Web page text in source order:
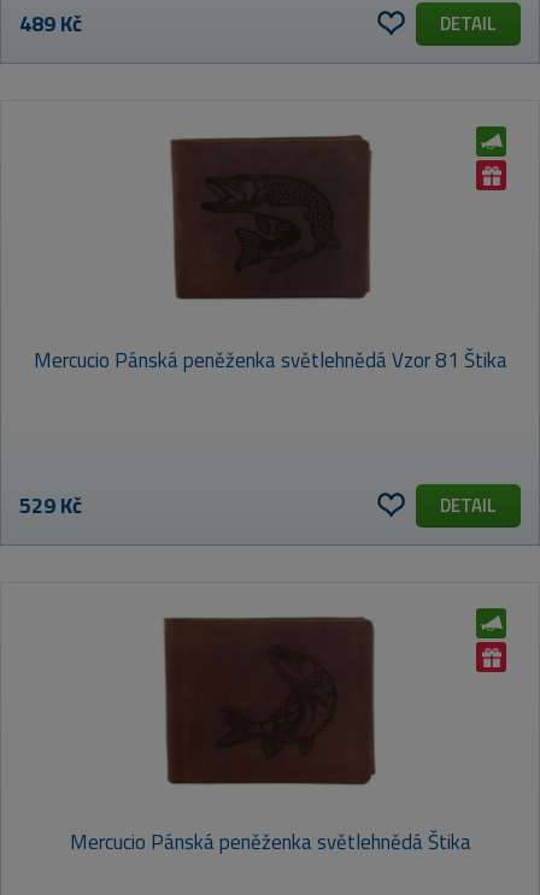
489 Kč DETAIL
Mercucio Pánská peněženka světlehnědá Vzor 81 Štika
529 Kč DETAIL
Mercucio Pánská peněženka světlehnědá Štika